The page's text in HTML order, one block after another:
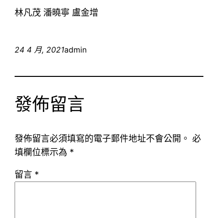
林凡茂 潘曉寧 盧金增
24 4 月, 2021admin
發佈留言
發佈留言必須填寫的電子郵件地址不會公開。 必
填欄位標示為 *
留言 *